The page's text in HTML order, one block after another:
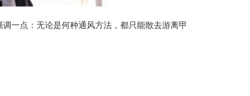
一点：无论是何种通风方法，都只能散去游离甲